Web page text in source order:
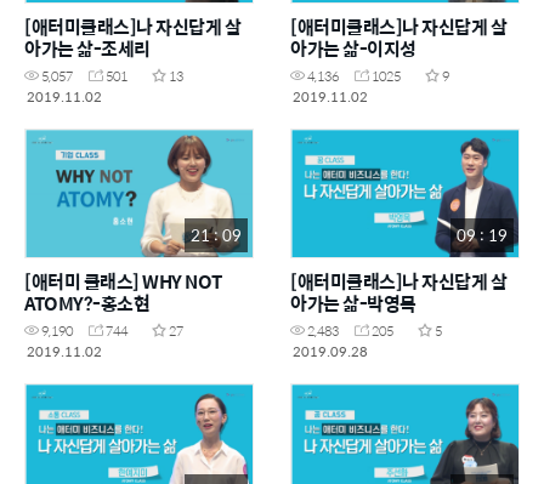
[애터미클래스]나 자신답게 살
아가는 삶-조세리
5,057 501
13
2019.11.02
[애터미클래스]나 자신답게 살
아가는 삶-이지성
4,136 1025
9
2019.11.02
21 : 09
[애터미 클래스] WHY NOT
ATOMY?-홍소현
9,190 744
27
2019.11.02
09 : 19
[애터미클래스]나 자신답게 살
아가는 삶-박영목
2,483 205
5
2019.09.28